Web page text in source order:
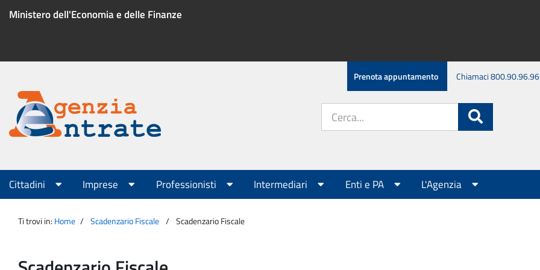
Ministero dell'Economia e delle Finanze
Menu
servizio
Prenota appuntamento Chiamaci 800.90.96.96
Agenzia
Entrate
sito:
Menu
principale
Cittadini Imprese Professionisti Intermediari Enti e PA L'Agenzia
Ti trovi in: Home Scadenzario Fiscale Scadenzario Fiscale